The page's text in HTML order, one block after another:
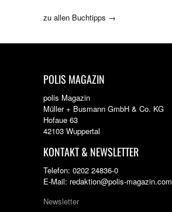
zu allen Buchtipps →
POLIS MAGAZIN
polis Magazin
Müller + Busmann GmbH & Co. KG
Hofaue 63
42103 Wuppertal
KONTAKT & NEWSLETTER
Telefon: 0202 24836-0
E-Mail: redaktion@polis-magazin.com
Newsletter